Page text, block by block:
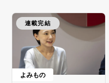
連載完結
よみもの